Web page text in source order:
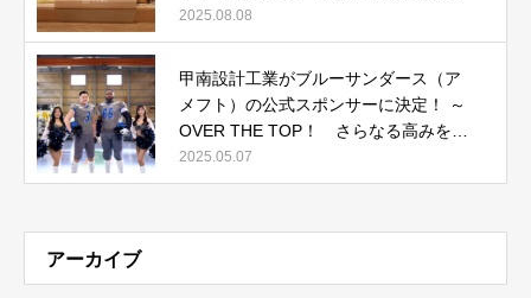
たりな人気メニューをご紹介』記事公
開中
2025.08.08
甲南設計工業がブルーサンダース（ア
メフト）の公式スポンサーに決定！ ～
OVER THE TOP！ さらなる高みを目
指して～
2025.05.07
アーカイブ